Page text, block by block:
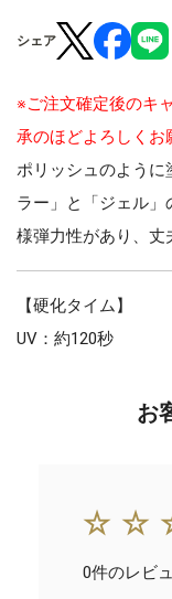
シェア
※ご注文確定後のキ
承のほどよろしくお
ポリッシュのように
ラー」と「ジェル
様弾力性があり、丈
【硬化タイム】
UV：約120秒
お
0件のレビ